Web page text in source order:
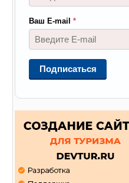
Ваш E-mail *
Подписаться